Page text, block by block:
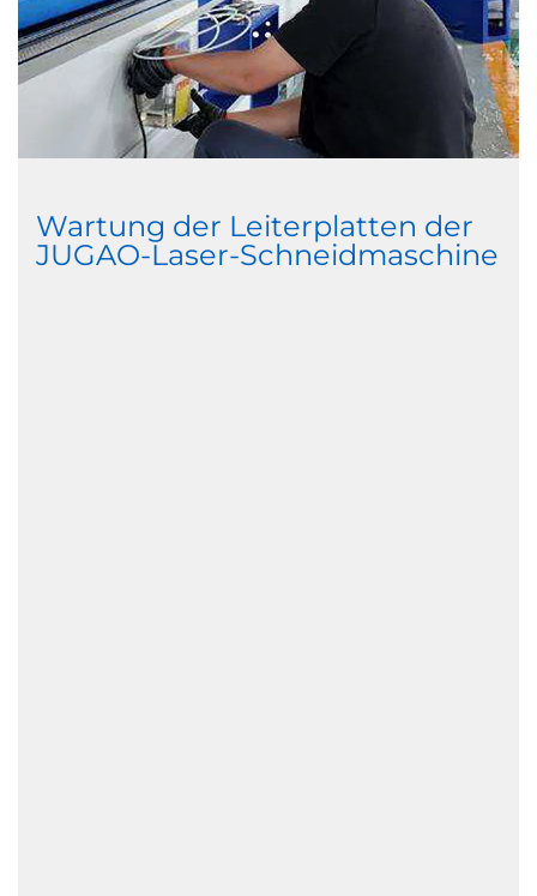
Wartung der Leiterplatten der
JUGAO-Laser-Schneidmaschine